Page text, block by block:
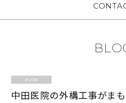
BLOG
中田医院の外構工事がま